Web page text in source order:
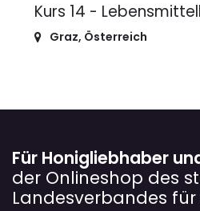
Kurs 14 -
Graz, Österreich
Für Honigliebhaber
der Onlineshop des
Landesverbandes für